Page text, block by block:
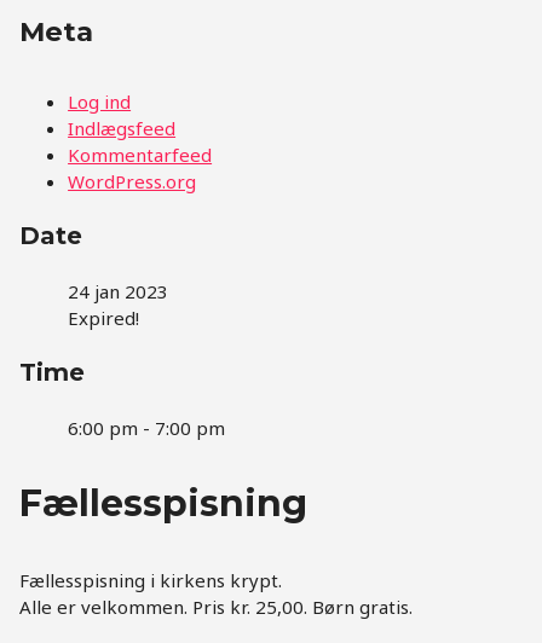
Meta
Log ind
Indlægsfeed
Kommentarfeed
WordPress.org
Date
24 jan 2023
Expired!
Time
6:00 pm - 7:00 pm
Fællesspisning
Fællesspisning i kirkens krypt.
Alle er velkommen. Pris kr. 25,00. Børn gratis.